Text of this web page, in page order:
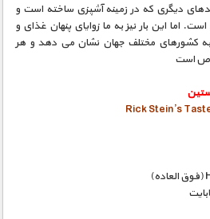
دیگری که در زمینه آشپزی ساخته است و
اما این بار نیز به ما زوایای پنهان غذای و
به کشورهای مختلف جهان نشان می دهد و هر
است
Rick Stein’s